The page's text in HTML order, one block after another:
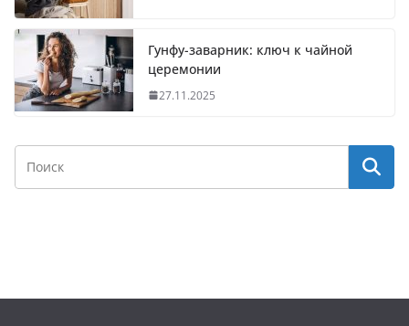
Гунфу-заварник: ключ к чайной
церемонии
27.11.2025